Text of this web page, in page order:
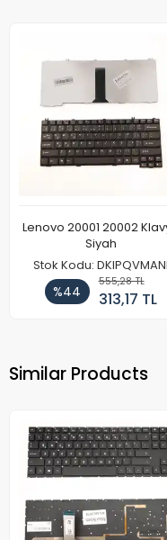
Lenovo 20001 20002
Siyah
Stok Kodu:
%44
555,28 TL
313,17 TL
Similar Products